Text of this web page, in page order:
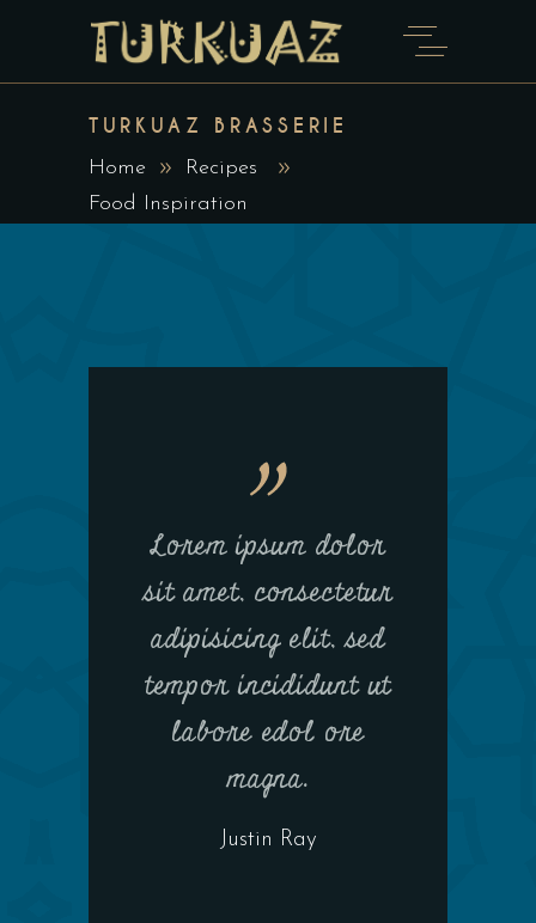
TURKUAZ BRASSERIE
Home
Recipes
Food Inspiration
Lorem ipsum dolor
sit amet, consectetur
adipisicing elit, sed
tempor incididunt ut
labore edol ore
magna.
Justin Ray